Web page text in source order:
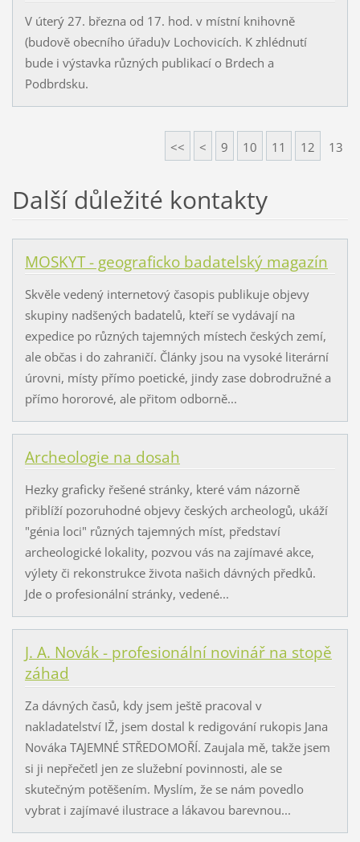
V úterý 27. března od 17. hod. v místní knihovně
(budově obecního úřadu)v Lochovicích. K zhlédnutí
bude i výstavka různých publikací o Brdech a
Podbrdsku.
<< < 9 10 11 12 13
Další důležité kontakty
MOSKYT - geograficko badatelský magazín
Skvěle vedený internetový časopis publikuje objevy
skupiny nadšených badatelů, kteří se vydávají na
expedice po různých tajemných místech českých zemí,
ale občas i do zahraničí. Články jsou na vysoké literární
úrovni, místy přímo poetické, jindy zase dobrodružné a
přímo hororové, ale přitom odborně...
Archeologie na dosah
Hezky graficky řešené stránky, které vám názorně
přiblíží pozoruhodné objevy českých archeologů, ukáží
"génia loci" různých tajemných míst, představí
archeologické lokality, pozvou vás na zajímavé akce,
výlety či rekonstrukce života našich dávných předků.
Jde o profesionální stránky, vedené...
J. A. Novák - profesionální novinář na stopě
záhad
Za dávných časů, kdy jsem ještě pracoval v
nakladatelství IŽ, jsem dostal k redigování rukopis Jana
Nováka TAJEMNÉ STŘEDOMOŘÍ. Zaujala mě, takže jsem
si ji nepřečetl jen ze služební povinnosti, ale se
skutečným potěšením. Myslím, že se nám povedlo
vybrat i zajímavé ilustrace a lákavou barevnou...